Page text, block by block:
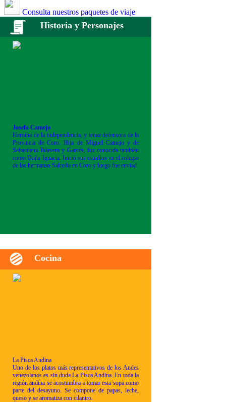
Consulta nuestros paquetes de viaje
Historia y Personajes
Josefa Camejo
Heroína de la independencia, y tenaz defensora de la
Provincia de Coro. Hija de Miguel Camejo y de
Sebastiana Talavera y Garcés, fue conocida también
como Doña Ignacia. Inició sus estudios en el colegio
de las hermanas Salcedo en Coro y luego fue enviad
Cocina
La Pisca Andina
Uno de los platos más representativos de los Andes
venezolanos es sin duda La Pisca Andina. En toda la
región andina se acostumbra a tomar esta sopa como
parte del desayuno. Se compone de papas, leche,
queso y se aromatiza con cilantro.